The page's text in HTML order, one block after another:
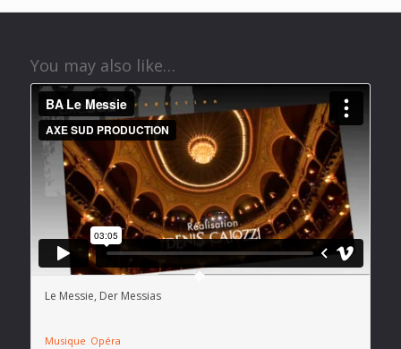
You may also like…
Le Messie, Der Messias
Musique Opéra